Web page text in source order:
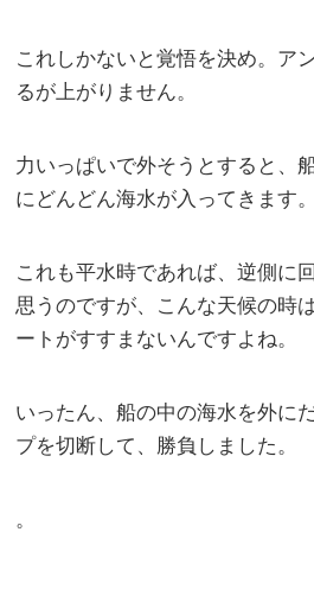
これしかないと覚悟を決め。ア
るが上がりません。
力いっぱいで外そうとすると、
にどんどん海水が入ってきます。
これも平水時であれば、逆側に
思うのですが、こんな天候の時
ートがすすまないんですよね。
いったん、船の中の海水を外に
プを切断して、勝負しました。
。